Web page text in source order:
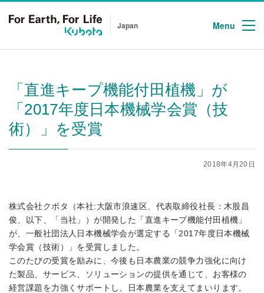
Japan Menu
「直進キープ機能付田植機」が
「2017年度日本機械学会賞（技
術）」を受賞
2018年4月20日
株式会社クボタ（本社:大阪市浪速区、代表取締役社長：木股昌
俊、以下、「当社」）が開発した「直進キープ機能付田植機」
が、一般社団法人日本機械学会が選定する「2017年度日本機械
学会賞（技術）」を受賞しました。
このたびの受賞を励みに、今後も日本農業の競争力強化に向け
た製品、サービス、ソリューションの提供を通じて、お客様の
経営課題を力強くサポートし、日本農業を支えてまいります。